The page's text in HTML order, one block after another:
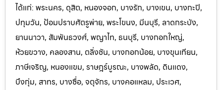
ได้แก่: พระนคร, ดุสิต, หนองจอก, บางรัก, บางเขน, บางกะปิ,
ปทุมวัน, ป้อมปราบศัตรูพ่าย, พระโขนง, มีนบุรี, ลาดกระบัง,
ยานนาวา, สัมพันธวงศ์, พญาไท, ธนบุรี, บางกอกใหญ่,
ห้วยขวาง, คลองสาน, ตลิ่งชัน, บางกอกน้อย, บางขุนเทียน,
ภาษีเจริญ, หนองแขม, ราษฎร์บูรณะ, บางพลัด, ดินแดง,
บึงกุ่ม, สาทร, บางซื่อ, จตุจักร, บางคอแหลม, ประเวศ,